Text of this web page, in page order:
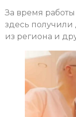
За время
здесь получили
из региона и